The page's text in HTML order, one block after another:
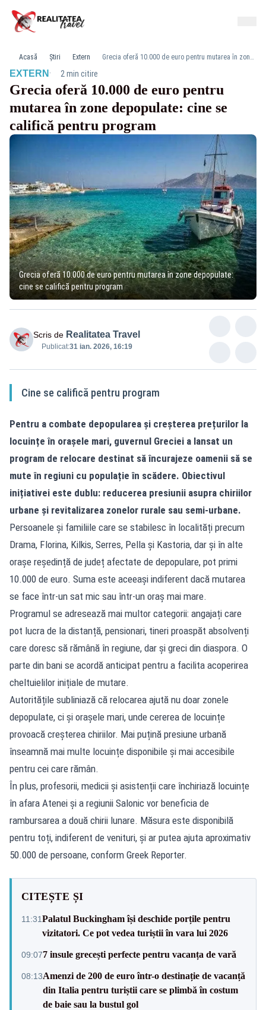
Acasă Știri Extern Grecia oferă 10.000 de euro pentru mutarea în zone depopulate: cine se califică pentru program
EXTERN · 2 min citire
Grecia oferă 10.000 de euro pentru
mutarea în zone depopulate: cine se
califică pentru program
Grecia oferă 10.000 de euro pentru mutarea în zone depopulate:
cine se califică pentru program
Scris de Realitatea Travel
Publicat:31 ian. 2026, 16:19
Cine se califică pentru program
Pentru a combate depopularea și creșterea prețurilor la
locuințe în orașele mari, guvernul Greciei a lansat un
program de relocare destinat să încurajeze oamenii să se
mute în regiuni cu populație în scădere. Obiectivul
inițiativei este dublu: reducerea presiunii asupra chiriilor
urbane și revitalizarea zonelor rurale sau semi-urbane.
Persoanele și familiile care se stabilesc în localități precum
Drama, Florina, Kilkis, Serres, Pella și Kastoria, dar și în alte
orașe reședință de județ afectate de depopulare, pot primi
10.000 de euro. Suma este aceeași indiferent dacă mutarea
se face într-un sat mic sau într-un oraș mai mare.
Programul se adresează mai multor categorii: angajați care
pot lucra de la distanță, pensionari, tineri proaspăt absolvenți
care doresc să rămână în regiune, dar și greci din diaspora. O
parte din bani se acordă anticipat pentru a facilita acoperirea
cheltuielilor inițiale de mutare.
Autoritățile subliniază că relocarea ajută nu doar zonele
depopulate, ci și orașele mari, unde cererea de locuințe
provoacă creșterea chiriilor. Mai puțină presiune urbană
înseamnă mai multe locuințe disponibile și mai accesibile
pentru cei care rămân.
În plus, profesorii, medicii și asistenții care închiriază locuințe
în afara Atenei și a regiunii Salonic vor beneficia de
rambursarea a două chirii lunare. Măsura este disponibilă
pentru toți, indiferent de venituri, și ar putea ajuta aproximativ
50.000 de persoane, conform Greek Reporter.
CITEȘTE ȘI
11:31Palatul Buckingham își deschide porțile pentru
vizitatori. Ce pot vedea turiștii în vara lui 2026
09:077 insule grecești perfecte pentru vacanța de vară
08:13Amenzi de 200 de euro într-o destinație de vacanță
din Italia pentru turiștii care se plimbă în costum
de baie sau la bustul gol